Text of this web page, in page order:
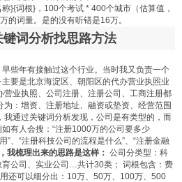
}{词根}，100个考试 * 400个城市（估算值，
的词量。是的没有听错是16万。
词分析找思路方法
些年有接触过这个行业。当时我又负责一个
要是北京海淀区、朝阳区的代办营业执照业
业执照、公司注册、注册公司、工商注册都
：增资、注册地址、融资或垫资、经营范围
通过关键词分析发现，公司是有类型的，而
有人会搜：“注册1000万的公司要多少
”、“注册科技公司的流程是什么”、“注册金融
我梳理出来的思路是这样： 公司分类型：科
公司、实业公司…共计30类； 词根包含：费
还可以细分出：10万、50万、100万、500